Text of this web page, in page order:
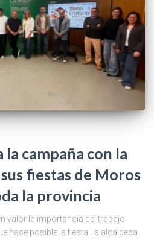
campaña con la
fiestas de Moros
la provincia
valor la importancia del trabajo
hace posible la fiesta La alcaldesa